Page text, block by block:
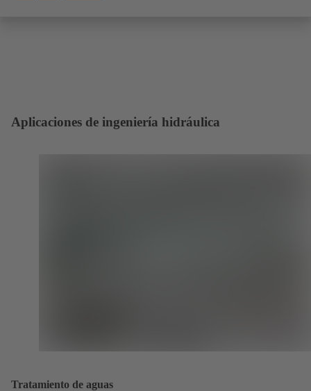
Aplicaciones de ingeniería hidráulica
Tratamiento de aguas